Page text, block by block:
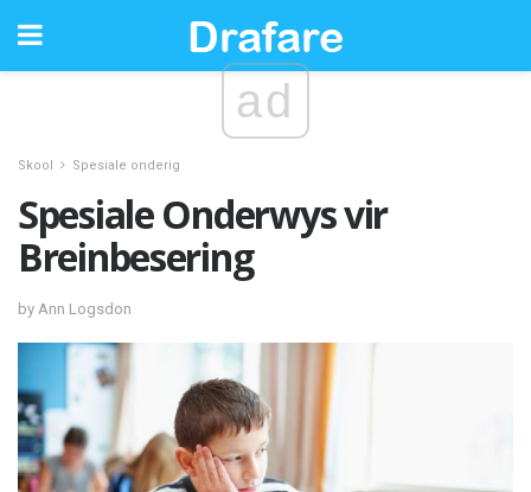
ad
Skool Spesiale onderig
Spesiale Onderwys vir
Breinbesering
by Ann Logsdon